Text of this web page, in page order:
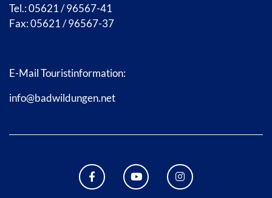
Tel.: 05621 / 96567-41
Fax: 05621 / 96567-37
E-Mail Touristinformation:
info@badwildungen.net
FACEBOOK BAD WILDUNGEN
YOUTUBE KANAL STADT
INSTAGRAM